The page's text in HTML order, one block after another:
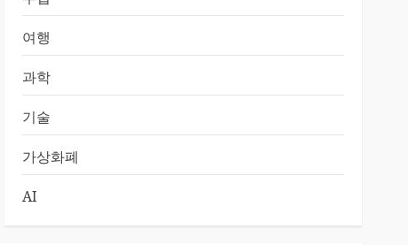
여행
과학
기술
가상화폐
AI